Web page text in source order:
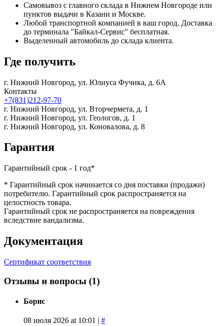
Самовывоз с главного склада в Нижнем Новгороде или
пунктов выдачи в Казани и Москве.
Любой транспортной компанией в ваш город. Доставка
до терминала "Байкал-Сервис" бесплатная.
Выделенный автомобиль до склада клиента.
Где получить
г. Нижний Новгород, ул. Юлиуса Фучика, д. 6А
Контакты
+7(831)212-97-70
г. Нижний Новгород, ул. Вторчермета, д. 1
г. Нижний Новгород, ул. Геологов, д. 1
г. Нижний Новгород, ул. Коновалова, д. 8
Гарантия
Гарантийный срок - 1 год*
* Гарантийный срок начинается со дня поставки (продажи)
потребителю. Гарантийный срок распространяется на
целостность товара.
Гарантийный срок не распространяется на повреждения
вследствие вандализма.
Документация
Сертификат соответствия
Отзывы и вопросы (1)
Борис
08 июля 2026 at 10:01 | #